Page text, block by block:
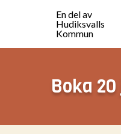
En del av
Hudiksvalls
Kommun
Boka